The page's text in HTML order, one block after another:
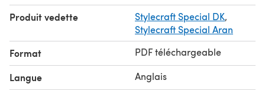
Produit vedette Stylecraft Special DK,
Stylecraft Special Aran
Format PDF téléchargeable
Langue Anglais